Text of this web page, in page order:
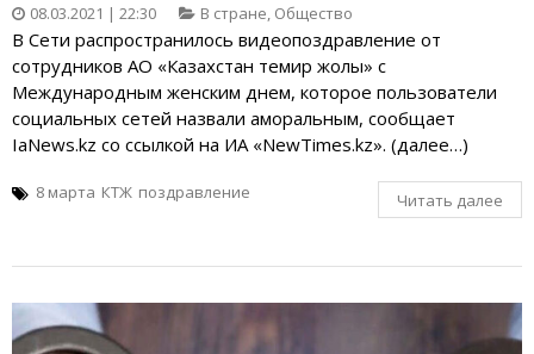
08.03.2021 | 22:30 В стране, Общество
В Сети распространилось видеопоздравление от
сотрудников АО «Казахстан темир жолы» с
Международным женским днем, которое пользователи
социальных сетей назвали аморальным, сообщает
IaNews.kz со ссылкой на ИА «NewTimes.kz». (далее…)
8 марта КТЖ поздравление Читать далее